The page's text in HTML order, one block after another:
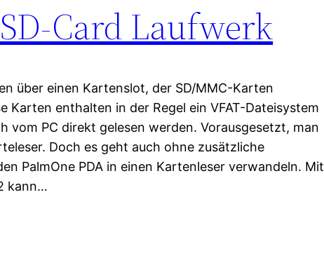
Card Laufwerk
über einen Kartenslot, der SD/MMC-Karten
Karten enthalten in der Regel ein VFAT-Dateisystem
vom PC direkt gelesen werden. Vorausgesetzt, man
Doch es geht auch ohne zusätzliche
PalmOne PDA in einen Kartenleser verwandeln. Mit
kann…